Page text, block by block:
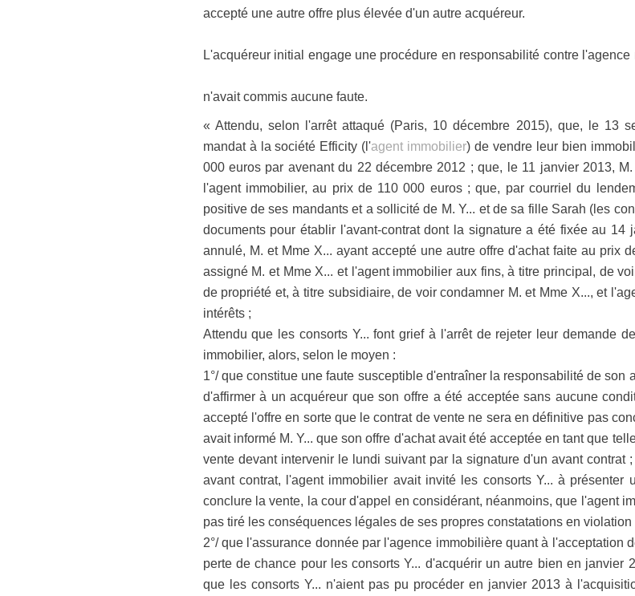
accepté une autre offre plus élevée d'un autre acquéreur.
L'acquéreur initial engage une procédure en responsabilité contre
n'avait commis aucune faute.
« Attendu, selon l'arrêt attaqué (Paris, 10 décembre 2015), que, le 13
mandat à la société Efficity (l'agent immobilier) de vendre leur bien
000 euros par avenant du 22 décembre 2012 ; que, le 11 janvier 2013,
l'agent immobilier, au prix de 110 000 euros ; que, par courriel du
positive de ses mandants et a sollicité de M. Y... et de sa fille Sarah (les
documents pour établir l'avant-contrat dont la signature a été fixée au
annulé, M. et Mme X... ayant accepté une autre offre d'achat faite au prix
assigné M. et Mme X... et l'agent immobilier aux fins, à titre principal, de
de propriété et, à titre subsidiaire, de voir condamner M. et Mme X..., et
intérêts ;
Attendu que les consorts Y... font grief à l'arrêt de rejeter leur demande
immobilier, alors, selon le moyen :
1°/ que constitue une faute susceptible d'entraîner la responsabilité de son
d'affirmer à un acquéreur que son offre a été acceptée sans aucune
accepté l'offre en sorte que le contrat de vente ne sera en définitive pas
avait informé M. Y... que son offre d'achat avait été acceptée en tant que
vente devant intervenir le lundi suivant par la signature d'un avant contrat
avant contrat, l'agent immobilier avait invité les consorts Y... à
conclure la vente, la cour d'appel en considérant, néanmoins, que l'agent
pas tiré les conséquences légales de ses propres constatations en
2°/ que l'assurance donnée par l'agence immobilière quant à l'acceptation
perte de chance pour les consorts Y... d'acquérir un autre bien en janvier
que les consorts Y... n'aient pas pu procéder en janvier 2013 à